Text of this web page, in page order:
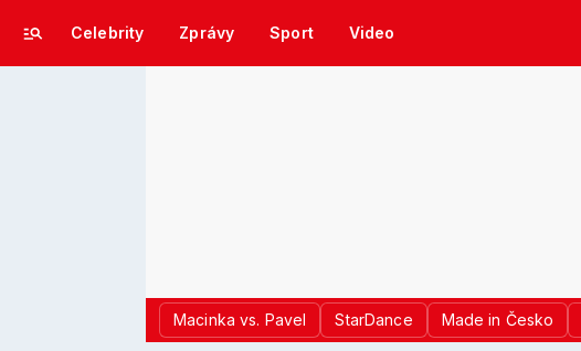
Celebrity Zprávy Sport Video
Macinka vs. Pavel StarDance Made in Česko